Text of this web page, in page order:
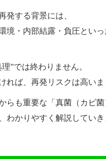
発する背景には、
境・内部結露・負圧とい
”では終わりません。
れば、再発リスクは高いま
らも重要な「真菌（カビ菌
わかりやすく解説していき